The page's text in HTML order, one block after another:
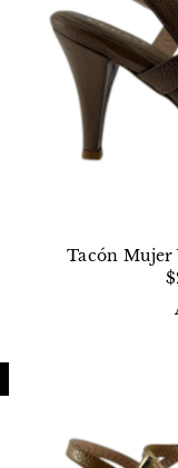
Tacón Mujer